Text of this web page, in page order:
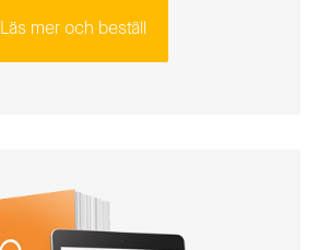
Läs mer och beställ